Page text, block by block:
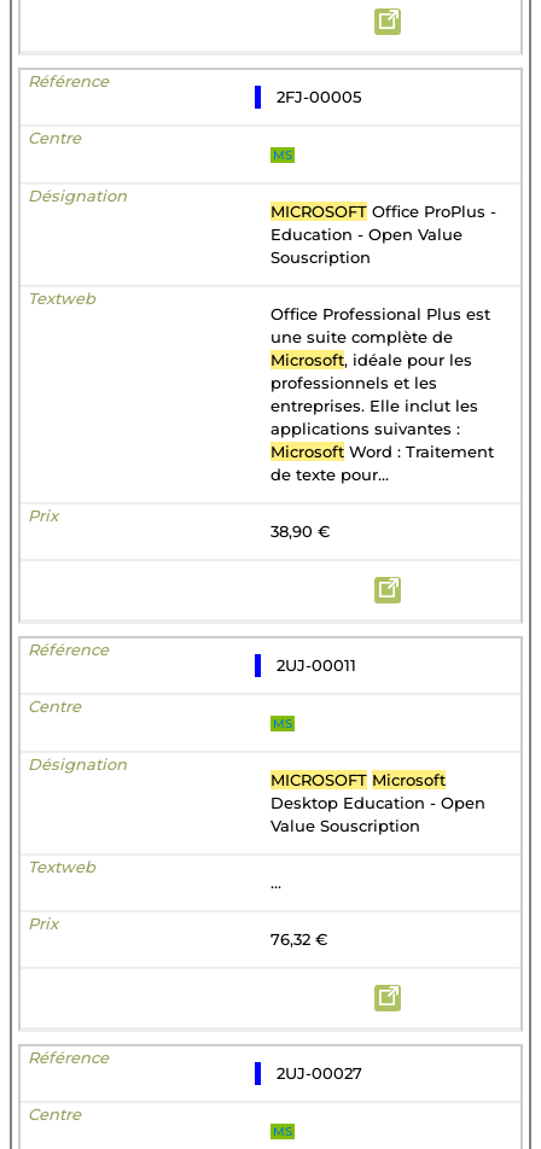
2FJ-00005
MS
MICROSOFT Office ProPlus -
Education - Open Value
Souscription
Office Professional Plus est
une suite complète de
Microsoft, idéale pour les
professionnels et les
entreprises. Elle inclut les
applications suivantes :
Microsoft Word : Traitement
de texte pour...
38,90 €
2UJ-00011
MS
MICROSOFT Microsoft
Desktop Education - Open
Value Souscription
...
76,32 €
2UJ-00027
MS